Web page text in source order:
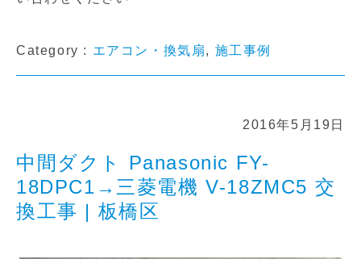
Category : エアコン・換気扇, 施工事例
2016年5月19日
中間ダクト Panasonic FY-
18DPC1→三菱電機 V-18ZMC5 交
換工事 | 板橋区